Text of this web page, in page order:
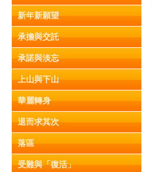
新年新願望
承擔與交託
承諾與淡忘
上山與下山
華麗轉身
退而求其次
落區
受難與「復活」